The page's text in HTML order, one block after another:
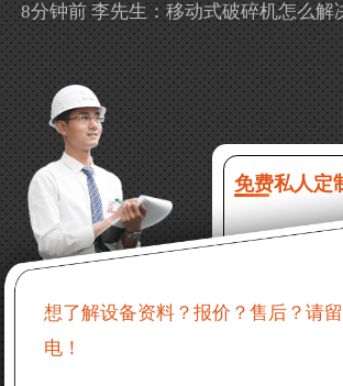
8分钟前 李先生：移动式破碎机怎么解
吗？
16分钟前 程先生：破碎生产线出个方
么售后服务？
22分钟前 郑女士：想了解时产500吨
31分钟前 吴先生：成套石头破碎设备有
产品资料
36分钟前 罗先生：每小时100吨左右的
免费私人定
想了解设备资料？报价？售后？请
电！